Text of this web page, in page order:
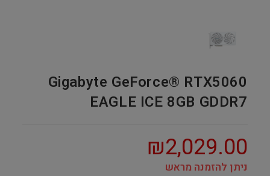
Gigabyte GeForce® RTX5060
EAGLE ICE 8GB GDDR7
₪2,029.00
ניתן להזמנה מראש